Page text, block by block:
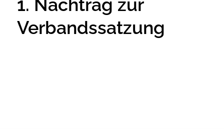
1. Nachtrag zur
Verbandssatzung